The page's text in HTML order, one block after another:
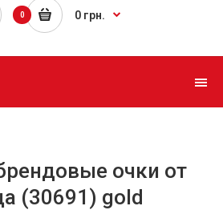
0 0 грн.
очки от
(30691) gold